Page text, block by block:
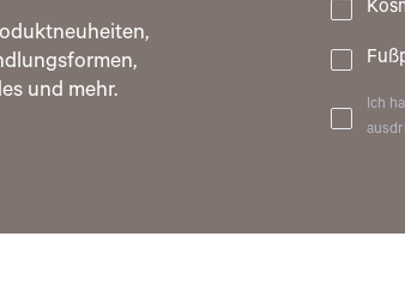
und mehr.
Ich